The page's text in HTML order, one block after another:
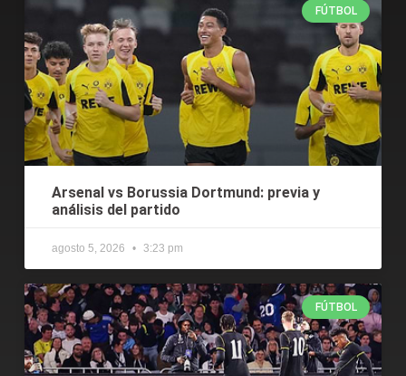
FÚTBOL
Arsenal vs Borussia Dortmund: previa y
análisis del partido
agosto 5, 2026 3:23 pm
FÚTBOL